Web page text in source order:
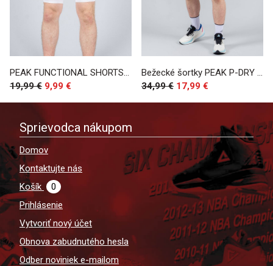
PEAK FUNCTIONAL SHORTS White
19,99 € 9,99 €
Bežecké šortky PEAK P-DRY BLACK
34,99 € 17,99 €
Sprievodca nákupom
Domov
Kontaktujte nás
Košík
0
Prihlásenie
Vytvoriť nový účet
Obnova zabudnutého hesla
Odber noviniek e-mailom